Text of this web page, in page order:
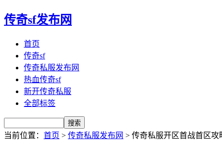
传奇sf发布网
首页
传奇sf
传奇私服发布网
热血传奇sf
新开传奇私服
全部标签
当前位置： 首页 > 传奇私服发布网 > 传奇私服开区首战首区